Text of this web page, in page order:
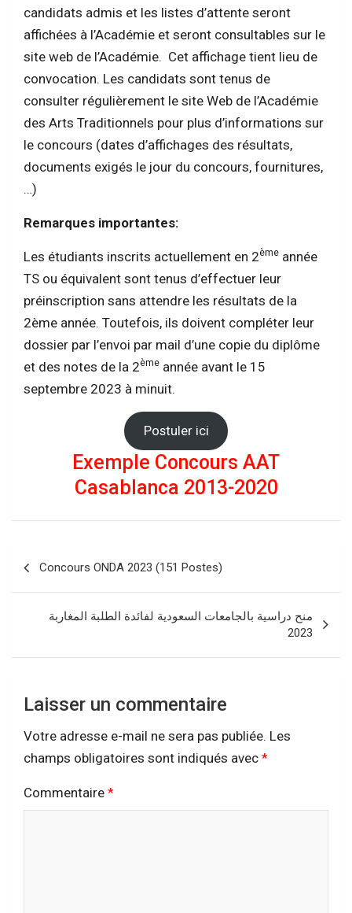
candidats admis et les listes d’attente seront
affichées à l’Académie et seront consultables sur le
site web de l’Académie. Cet affichage tient lieu de
convocation. Les candidats sont tenus de
consulter régulièrement le site Web de l’Académie
des Arts Traditionnels pour plus d’informations sur
le concours (dates d’affichages des résultats,
documents exigés le jour du concours, fournitures,
…)
Remarques importantes:
Les étudiants inscrits actuellement en 2ème année
TS ou équivalent sont tenus d’effectuer leur
préinscription sans attendre les résultats de la
2ème année. Toutefois, ils doivent compléter leur
dossier par l’envoi par mail d’une copie du diplôme
et des notes de la 2ème année avant le 15
septembre 2023 à minuit.
Postuler ici
Exemple Concours AAT
Casablanca 2013-2020
l’article
Concours ONDA 2023 (151 Postes)
منح دراسية بالجامعات السعودية لفائدة الطلبة المغاربة
2023
Laisser un commentaire
Votre adresse e-mail ne sera pas publiée. Les
champs obligatoires sont indiqués avec *
Commentaire *